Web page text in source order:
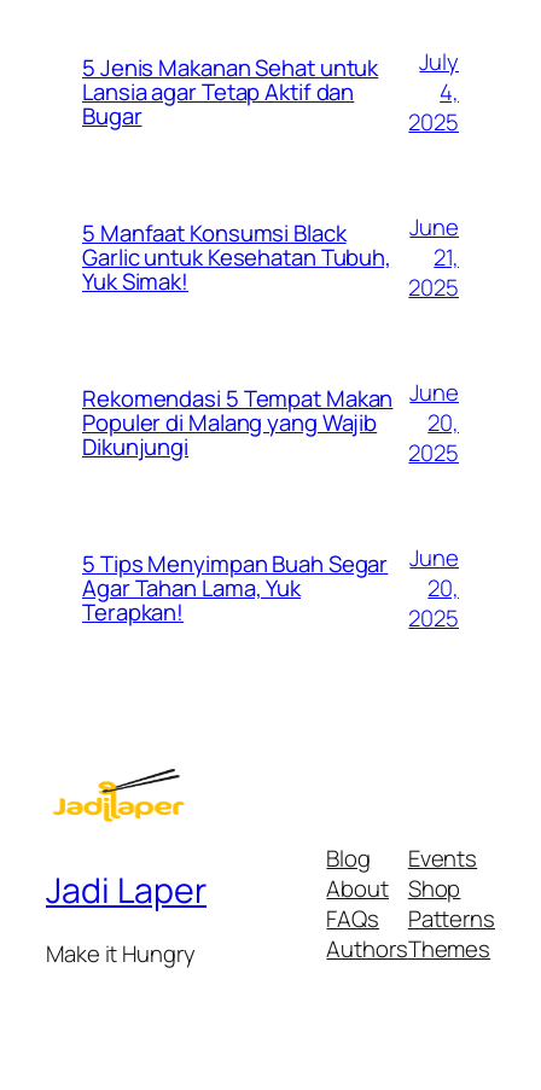
5 Jenis Makanan Sehat untuk
Lansia agar Tetap Aktif dan
Bugar
July
4,
2025
5 Manfaat Konsumsi Black
Garlic untuk Kesehatan Tubuh,
Yuk Simak!
June
21,
2025
Rekomendasi 5 Tempat Makan
Populer di Malang yang Wajib
Dikunjungi
June
20,
2025
5 Tips Menyimpan Buah Segar
Agar Tahan Lama, Yuk
Terapkan!
June
20,
2025
Jadi Laper
Make it Hungry
Blog
About
FAQs
Authors
Events
Shop
Patterns
Themes